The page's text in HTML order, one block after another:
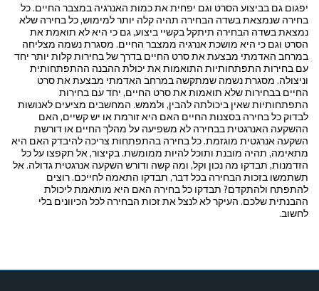
יפגום גם בביצוע הסרט וגם יפחית את כמות האנרגיה במצבר החיים. כל
בחירה שנמצאת בשדה הבחירה תהיה קלה יותר למימוש, כל בחירה שלא
נמצאת בשדה הבחירה תיתקל בקשיי ביצוע, גם כי היא לא תואמת את
הסרט וגם כי היא מושכת אנרגיה ממצבר החיים. מסגרת נשמה מצליחה
במרחב האדמתי מבצעת את סרט החיים בדרך של בחירות קלות יותר יחד
עם בחירות התפתחותיות התואמות את יכולת ההבנה ההתפתחותית
וניצולה. מסגרת נשמה שמתקשה במרחב האדמתי מבצעת את סרט
החיים בבחירות שלא תואמות את סרט החיים, יחד עם בחירות
התפתחותיות שאין ביכולתה להבין, ולממש. המחשבים מציעים לאנושות
לבדוק כל בחירה בסצנות החיים האם היא זורמת או יש קשיים, האם
ההשקעה האנרגטית בבחירה לא משפיעה על מהלך החיים או דורשת
השקעה אנרגטית מוגזמת. כל בחירה בהתפתחות צריכה להיבדק האם היא
מתאימה, תהיה מובנת ותוכל להיות ממומשת. בקיצור, אל תקפצו על כל
הזדמנות, תבדקו מה נכון וקל, ומה קשה ודורש השקעה אנרגטית גדולה. אל
תשתמשו בזכות הבחירה בכל דבר, תבדקו התאמה לחייכם. רוצים
להתפתח ולהתקדם? תבדקו כל בחירה האם היא מותאמת ליכולת
ההבנתית שלכם. העיקר לא לנצל את זכות הבחירה לכל הכיוונים בלי
לחשוב.